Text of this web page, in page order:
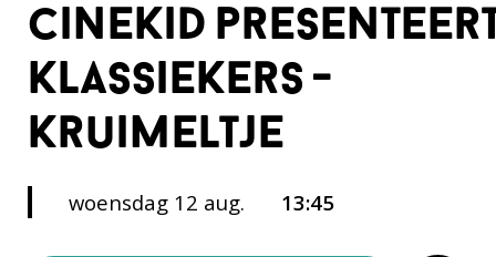
cinekid
klassiekers -
kruimeltje
woensdag 12 aug. 13:45